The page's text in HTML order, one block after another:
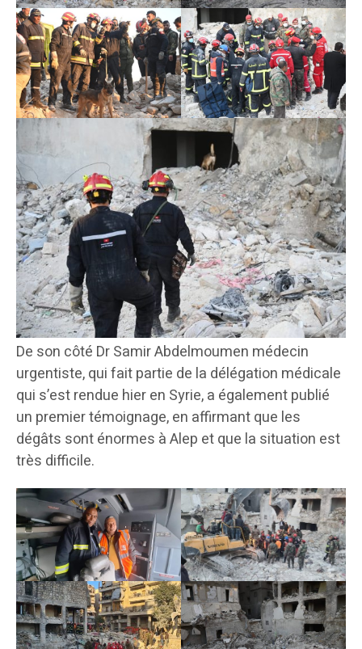
De son côté Dr Samir Abdelmoumen médecin
urgentiste, qui fait partie de la délégation médicale
qui s’est rendue hier en Syrie, a également publié
un premier témoignage, en affirmant que les
dégâts sont énormes à Alep et que la situation est
très difficile.